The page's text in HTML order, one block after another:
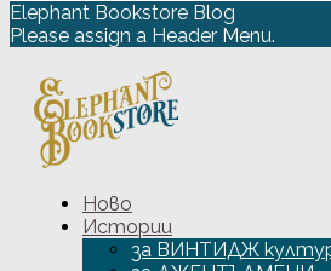
Elephant Bookstore Blog
Please assign a Header Menu.
Ново
Истории
за ВИНТИДЖ